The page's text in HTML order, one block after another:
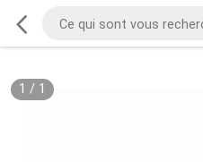
1 / 1